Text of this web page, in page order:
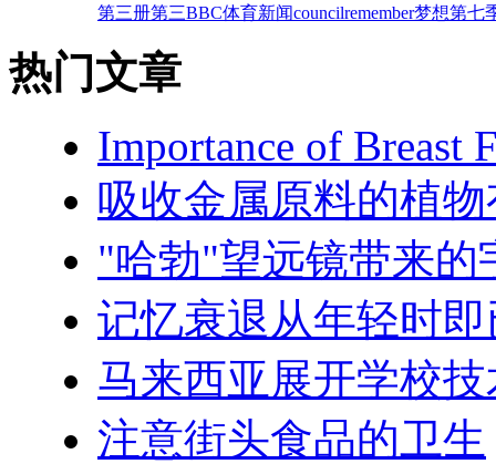
第三册第三BBC体育新闻councilremember梦想第七
热门文章
Importance of Breast
吸收金属原料的植
"哈勃"望远镜带来的
记忆衰退从年轻时
马来西亚展开学校
注意街头食品的卫生